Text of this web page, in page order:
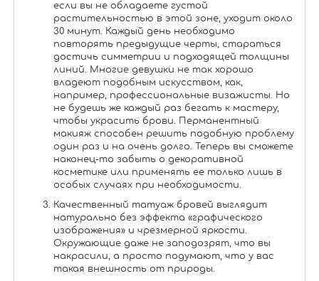
если вы не обладаете густой
растительностью в этой зоне, уходит около
30 минут. Каждый день необходимо
повторять предыдущие черты, стараться
достичь симметрии и подходящей толщины
линий. Многие девушки не так хорошо
владеют подобным искусством, как,
например, профессиональные визажисты. Но
не будешь же каждый раз бегать к мастеру,
чтобы украсить брови. Перманентный
макияж способен решить подобную проблему
один раз и на очень долго. Теперь вы сможете
наконец-то забыть о декоративной
косметике или применять ее только лишь в
особых случаях при необходимости.
Качественный татуаж бровей выглядит
натурально без эффекта «графического
изображения» и чрезмерной яркости.
Окружающие даже не заподозрят, что вы
накрасили, а просто подумают, что у вас
такая внешность от природы.